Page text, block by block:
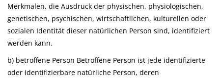
Merkmalen, die Ausdruck der physischen, physiologischen,
genetischen, psychischen, wirtschaftlichen, kulturellen oder
sozialen Identität dieser natürlichen Person sind, identifiziert
werden kann.
b) betroffene Person Betroffene Person ist jede identifizierte
oder identifizierbare natürliche Person, deren